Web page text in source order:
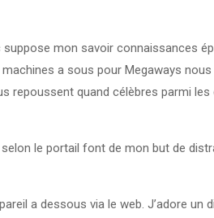
mon savoir connaissances
a sous pour Megaways
repoussent quand célèbres parmi
le portail font de mon but de
a dessous via le web. J’adore un